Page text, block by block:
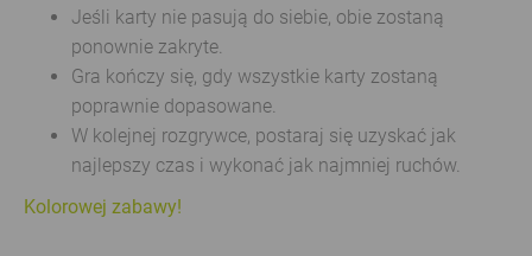
Jeśli karty nie pasują do siebie, obie zostaną
ponownie zakryte.
Gra kończy się, gdy wszystkie karty zostaną
poprawnie dopasowane.
W kolejnej rozgrywce, postaraj się uzyskać jak
najlepszy czas i wykonać jak najmniej ruchów.
Kolorowej zabawy!